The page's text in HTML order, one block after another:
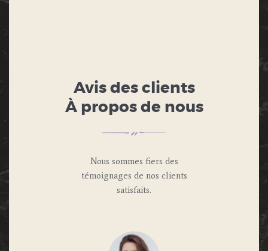
Avis des clients
À propos de nous
Nous sommes fiers des
témoignages de nos clients
satisfaits.